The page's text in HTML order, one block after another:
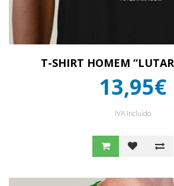
T-SHIRT HOMEM
13,95€
IVA Incluído